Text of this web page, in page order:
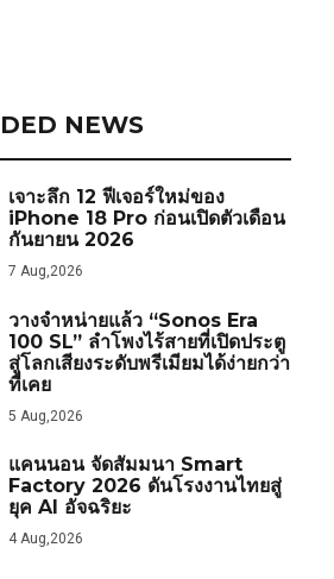
NEWS
เจาะลึก 12 ฟีเจอร์ใหม่ของ
iPhone 18 Pro ก่อนเปิดตัวเดือน
กันยายน 2026
7 Aug,2026
วางจำหน่ายแล้ว “Sonos Era
100 SL” ลำโพงไร้สายที่เปิดประตู
สู่โลกเสียงระดับพรีเมียมได้ง่ายกว่า
ที่เคย
5 Aug,2026
แคนนอน จัดสัมมนา Smart
Factory 2026 ดันโรงงานไทยสู่
ยุค AI อัจฉริยะ
4 Aug,2026